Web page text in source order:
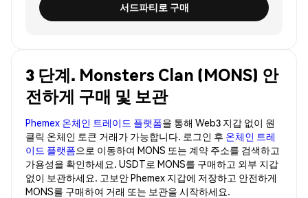
서드파티로 구매
3 단계. Monsters Clan (MONS) 안
전하게 구매 및 보관
Phemex 온체인 트레이드 플랫폼을 통해 Web3 지갑 없이 원
클릭 온체인 토큰 거래가 가능합니다. 로그인 후 온체인 트레
이드 플랫폼으로 이동하여 MONS 또는 계약 주소를 검색하고
가용성을 확인하세요. USDT로 MONS를 구매하고 외부 지갑
없이 보관하세요. 고보안 Phemex 지갑에 저장하고 안전하게
MONS를 구매하여 거래 또는 보관을 시작하세요.